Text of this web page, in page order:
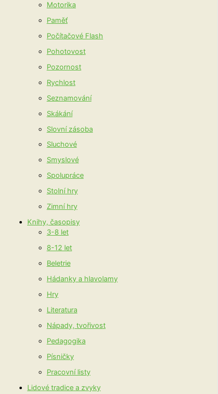
Motorika
Paměť
Počítačové Flash
Pohotovost
Pozornost
Rychlost
Seznamování
Skákání
Slovní zásoba
Sluchové
Smyslové
Spolupráce
Stolní hry
Zimní hry
Knihy, časopisy
3-8 let
8-12 let
Beletrie
Hádanky a hlavolamy
Hry
Literatura
Nápady, tvořivost
Pedagogika
Písničky
Pracovní listy
Lidové tradice a zvyky